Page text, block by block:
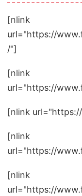
[nlink
url="https://
/"]
[nlink
url="https://
[nlink
[nlink
url="https://
[nlink
url="https://